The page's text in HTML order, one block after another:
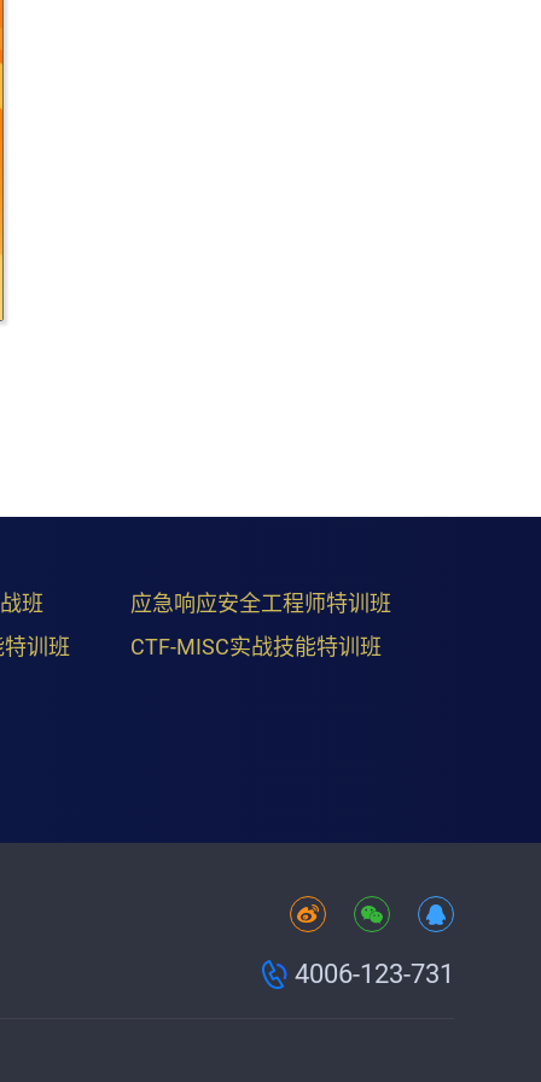
班
应急响应安全工程师特训班
特训班
CTF-MISC实战技能特训班
4006-123-731